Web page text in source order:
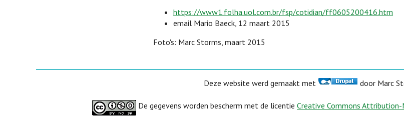
https://www1.folha.uol.com.br/fsp/cotidian/ff0605200416.htm
email Mario Baeck, 12 maart 2015
Foto's: Marc Storms, maart 2015
Deze website werd gemaakt met door Marc
De gegevens worden bescherm met de licentie Creative Commons